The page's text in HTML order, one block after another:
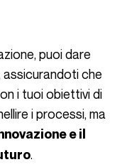
che
i tuoi obiettivi di
i processi, ma
e il
.